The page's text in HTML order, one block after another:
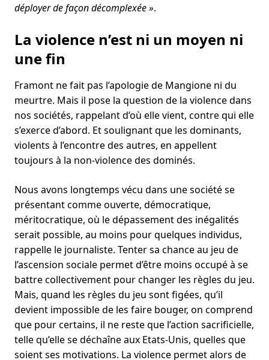
déployer de façon décomplexée ».
La violence n’est ni un moyen ni
une fin
Framont ne fait pas l’apologie de Mangione ni du
meurtre. Mais il pose la question de la violence dans
nos sociétés, rappelant d’où elle vient, contre qui elle
s’exerce d’abord. Et soulignant que les dominants,
violents à l’encontre des autres, en appellent
toujours à la non-violence des dominés.
Nous avons longtemps vécu dans une société se
présentant comme ouverte, démocratique,
méritocratique, où le dépassement des inégalités
serait possible, au moins pour quelques individus,
rappelle le journaliste. Tenter sa chance au jeu de
l’ascension sociale permet d’être moins occupé à se
battre collectivement pour changer les règles du jeu.
Mais, quand les règles du jeu sont figées, qu’il
devient impossible de les faire bouger, on comprend
que pour certains, il ne reste que l’action sacrificielle,
telle qu’elle se déchaîne aux Etats-Unis, quelles que
soient ses motivations. La violence permet alors de